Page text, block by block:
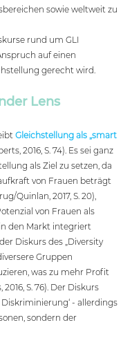
sowie weltweit zu
rund um GLI
auf einen
gerecht wird.
Lens
Gleichstellung als „smart
2016, S. 74). Es sei ganz
als Ziel zu setzen, da
von Frauen beträgt
Quinlan, 2017, S. 20),
von Frauen als
den Markt integriert
Diskurs des „Diversity
Gruppen
was zu mehr Profit
S. 76). Der Diskurs
- allerdings
sondern der